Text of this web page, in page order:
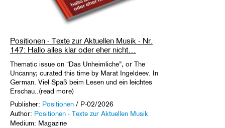
Positionen - Texte zur Aktuellen Musik - Nr.
147: Hallo alles klar oder eher nicht…
Thematic issue on “Das Unheimliche”, or The
Uncanny; curated this time by Marat Ingeldeev. In
German. Viel Spaß beim Lesen und ein leichtes
Erschau..(read more)
Publisher: Positionen / P-02/2026
Author: Positionen - Texte zur Aktuellen Musik
Medium: Magazine